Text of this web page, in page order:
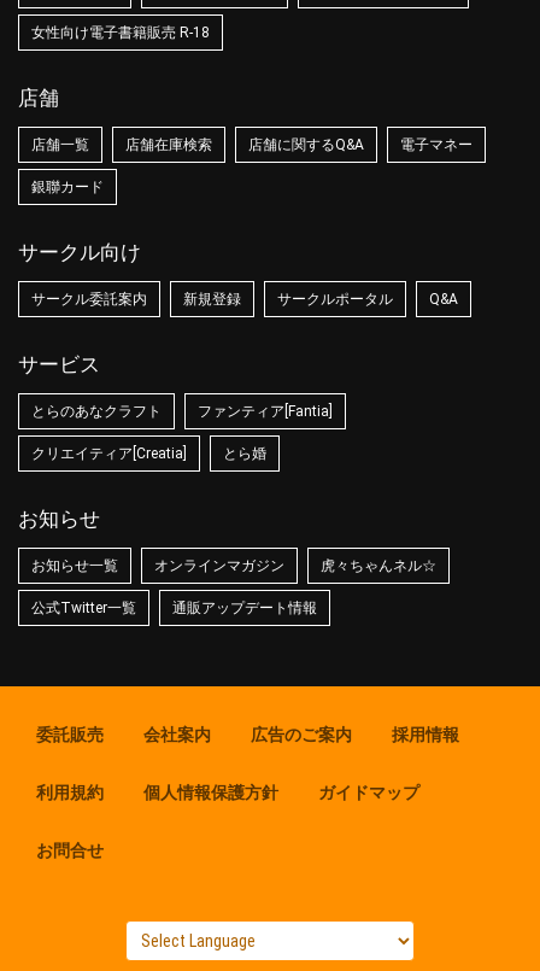
女性向け電子書籍販売 R-18
店舗
店舗一覧 店舗在庫検索 店舗に関するQ&A 電子マネー
銀聯カード
サークル向け
サークル委託案内 新規登録 サークルポータル Q&A
サービス
とらのあなクラフト ファンティア[Fantia]
クリエイティア[Creatia] とら婚
お知らせ
お知らせ一覧 オンラインマガジン 虎々ちゃんネル☆
公式Twitter一覧 通販アップデート情報
委託販売 会社案内 広告のご案内 採用情報
利用規約 個人情報保護方針 ガイドマップ
お問合せ